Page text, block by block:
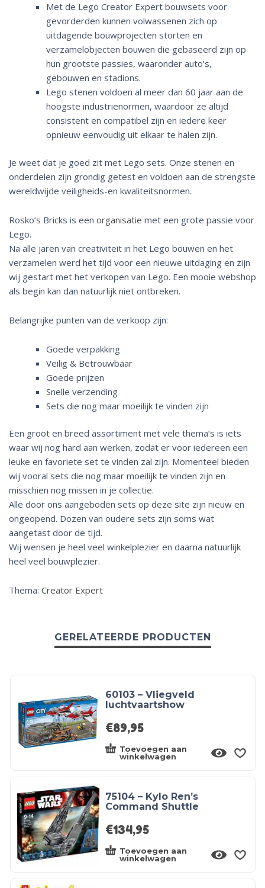
Met de Lego Creator Expert bouwsets voor
gevorderden kunnen volwassenen zich op
uitdagende bouwprojecten storten en
verzamelobjecten bouwen die gebaseerd zijn op
hun grootste passies, waaronder auto’s,
gebouwen en stadions.
Lego stenen voldoen al meer dan 60 jaar aan de
hoogste industrienormen, waardoor ze altijd
consistent en compatibel zijn en iedere keer
opnieuw eenvoudig uit elkaar te halen zijn.
Je weet dat je goed zit met Lego sets. Onze stenen en
onderdelen zijn grondig getest en voldoen aan de strengste
wereldwijde veiligheids-en kwaliteitsnormen.
Rosko’s Bricks is een organisatie met een grote passie voor
Lego.
Na alle jaren van creativiteit in het Lego bouwen en het
verzamelen werd het tijd voor een nieuwe uitdaging en zijn
wij gestart met het verkopen van Lego. Een mooie webshop
als begin kan dan natuurlijk niet ontbreken.
Belangrijke punten van de verkoop zijn:
Goede verpakking
Veilig & Betrouwbaar
Goede prijzen
Snelle verzending
Sets die nog maar moeilijk te vinden zijn
Een groot en breed assortiment met vele thema’s is iets
waar wij nog hard aan werken, zodat er voor iedereen een
leuke en favoriete set te vinden zal zijn. Momenteel bieden
wij vooral sets die nog maar moeilijk te vinden zijn en
misschien nog missen in je collectie.
Alle door ons aangeboden sets op deze site zijn nieuw en
ongeopend. Dozen van oudere sets zijn soms wat
aangetast door de tijd.
Wij wensen je heel veel winkelplezier en daarna natuurlijk
heel veel bouwplezier.
Thema: Creator Expert
GERELATEERDE PRODUCTEN
60103 – Vliegveld
luchtvaartshow
€89,95
Toevoegen aan
winkelwagen
75104 – Kylo Ren’s
Command Shuttle
€134,95
Toevoegen aan
winkelwagen